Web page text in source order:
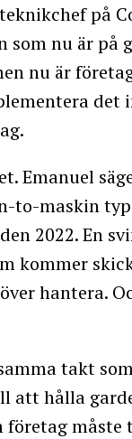
på
som nu är på
nu är
det
Emanuel
to-maskin
2022. En
kommer
hantera.
takt
att hålla
företag